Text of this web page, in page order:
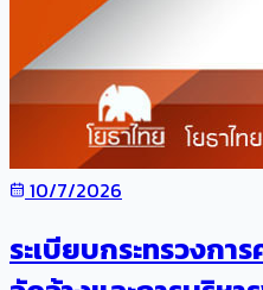
10/7/2026
ระเบียบกระทรวงกา